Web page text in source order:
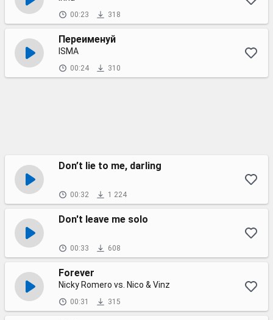
00:23 318
Переименуй
ISMA
00:24 310
Don’t lie to me, darling
00:32 1 224
Don't leave me solo
00:33 608
Forever
Nicky Romero vs. Nico & Vinz
00:31 315